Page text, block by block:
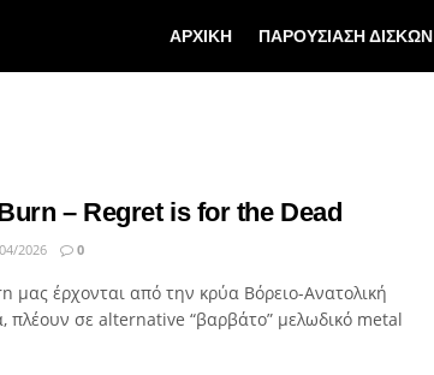
ΑΡΧΙΚΗ ΠΑΡΟΥΣΙΑΣΗ ΔΙΣΚΩΝ
– Regret is for the Dead
2026 0
μας έρχονται από την κρύα Βόρειο-Ανατολική
πλέουν σε alternative “βαρβάτο” μελωδικό metal